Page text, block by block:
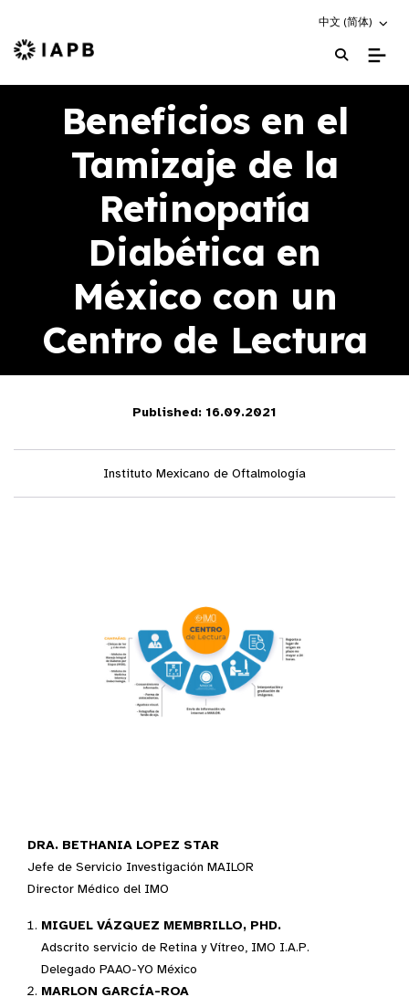
Choose an
中文 (简体)
IAPB Home Page
Beneficios en el
Tamizaje de la
Retinopatía
Diabética en
México con un
Centro de Lectura
Published: 16.09.2021
Instituto Mexicano de Oftalmología
DRA. BETHANIA LOPEZ STAR
Jefe de Servicio Investigación MAILOR
Director Médico del IMO
MIGUEL VÁZQUEZ MEMBRILLO, PHD.
Adscrito servicio de Retina y Vítreo, IMO I.A.P.
Delegado PAAO-YO México
MARLON GARCÍA-ROA